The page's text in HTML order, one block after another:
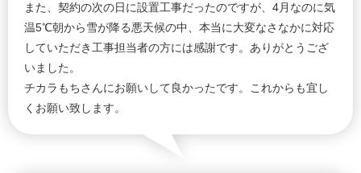
また、契約の次の日に設置工事だったのですが、4月なのに気
温5℃朝から雪が降る悪天候の中、本当に大変なさなかに対応
していただき工事担当者の方には感謝です。ありがとうござ
いました。
チカラもちさんにお願いして良かったです。これからも宜し
くお願い致します。